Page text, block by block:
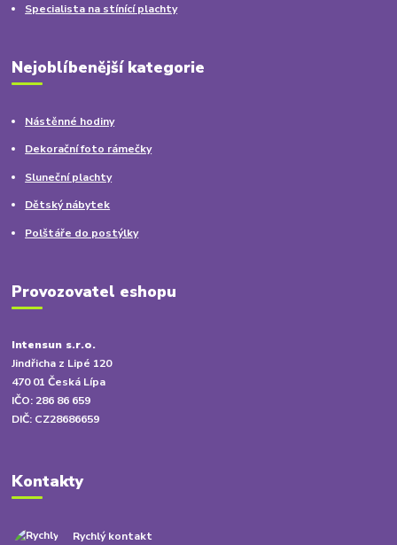
Specialista na stínící plachty
Nejoblíbenější kategorie
Nástěnné hodiny
Dekorační foto rámečky
Sluneční plachty
Dětský nábytek
Polštáře do postýlky
Provozovatel eshopu
Intensun s.r.o.
Jindřicha z Lipé 120
470 01 Česká Lípa
IČO: 286 86 659
DIČ: CZ28686659
Kontakty
Rychlý kontakt